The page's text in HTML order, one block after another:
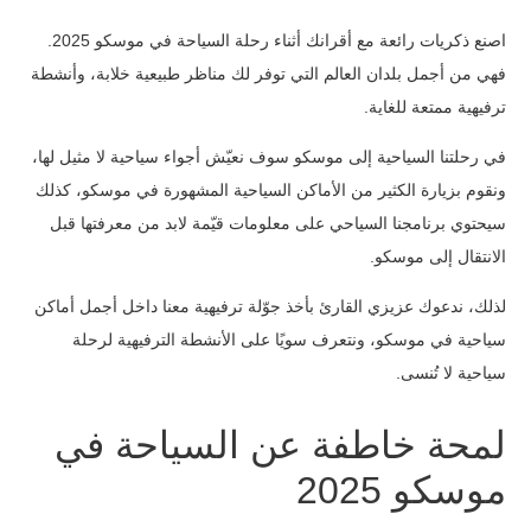
فهي من أجمل بلدان العالم التي توفر لك مناظر طبيعية خلابة، وأنشطة
ترفيهية ممتعة للغاية.
في رحلتنا السياحية إلى موسكو سوف نعيّش أجواء سياحية لا مثيل لها،
ونقوم بزيارة الكثير من الأماكن السياحية المشهورة في موسكو، كذلك
سيحتوي برنامجنا السياحي على معلومات قيّمة لابد من معرفتها قبل
الانتقال إلى موسكو.
لذلك، ندعوك عزيزي القارئ بأخذ جوّلة ترفيهية معنا داخل أجمل أماكن
سياحية في موسكو، ونتعرف سويًا على الأنشطة الترفيهية لرحلة
سياحية لا تُنسى.
لمحة خاطفة عن السياحة في
موسكو 2025